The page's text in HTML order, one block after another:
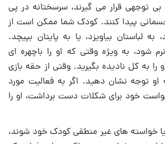
بی توجهى قرار می گیرند، سرسختانه در پى
پیدا کنند. کودک شما ممکن است از
به لباستان بیاویزد، یا به پایتان بپیچد.
شود، به ویژه وقتی که او را باچهره اى
را به کل نادیده بگیرید. وقتی از حقه بازى
توجه نشان دهید. اگر به فعالیت مورد
خود براى شکلات دست ‏برداشت، او را
خواسته ‏هاى غیر منطقی کودک خود شوند،